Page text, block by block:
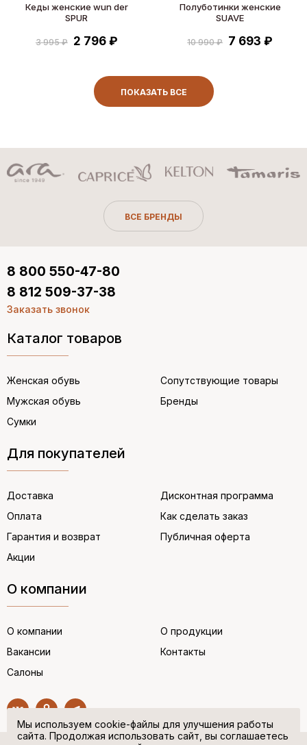
Кеды женские wun der
SPUR
3 995 ₽ 2 796 ₽
Полуботинки женские
SUAVE
10 990 ₽ 7 693 ₽
ПОКАЗАТЬ ВСЕ
ВСЕ БРЕНДЫ
Каталог товаров
Женская обувь
Мужская обувь
Сумки
Сопутствующие товары
Бренды
Для покупателей
Доставка
Оплата
Гарантия и возврат
Акции
Дисконтная программа
Как сделать заказ
Публичная оферта
О компании
О компании
Вакансии
Салоны
О продукции
Контакты
8 800 550-47-80
8 812 509-37-38
Заказать звонок
Мы используем cookie-файлы для улучшения работы
сайта. Продолжая использовать сайт, вы соглашаетесь